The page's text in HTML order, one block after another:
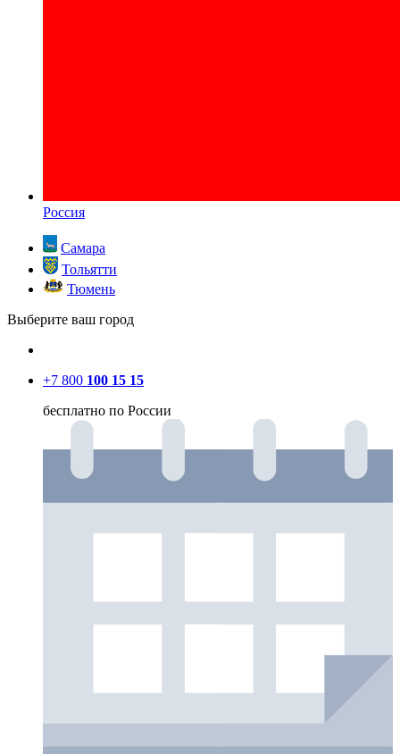
Россия
Самара
Тольятти
Тюмень
Выберите ваш город
+7 800 100 15 15
бесплатно по России